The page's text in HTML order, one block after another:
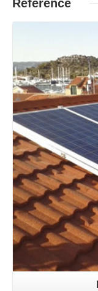
Reference